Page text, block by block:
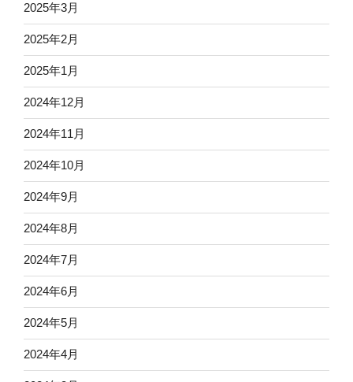
2025年3月
2025年2月
2025年1月
2024年12月
2024年11月
2024年10月
2024年9月
2024年8月
2024年7月
2024年6月
2024年5月
2024年4月